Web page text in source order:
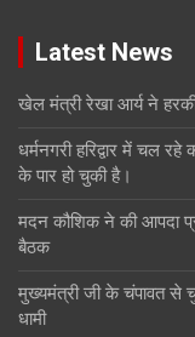
Latest News
खेल मंत्री रेखा आर्य ने
धर्मनगरी हरिद्वार में चल
के पार हो चुकी है।
मदन कौशिक ने की आपदा
बैठक
मुख्यमंत्री जी के चंपावत से
धामी